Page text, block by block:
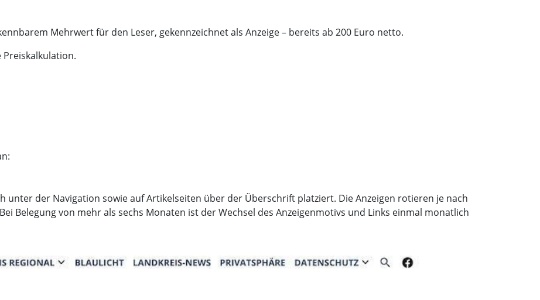
Mehrwert für den Leser, gekennzeichnet als Anzeige – bereits ab 200 Euro netto.
unter der Navigation sowie auf Artikelseiten über der Überschrift platziert. Die Anzeigen rotieren je nach
Belegung von mehr als sechs Monaten ist der Wechsel des Anzeigenmotivs und Links einmal monatlich